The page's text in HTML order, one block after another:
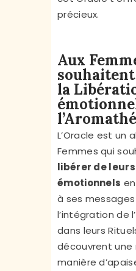
précieux.
Aux
la
L’Oracle est un
Femmes qui
libérer de
émotionnels
à ses
l’intégration de l’
dans leurs
découvrent une
manière